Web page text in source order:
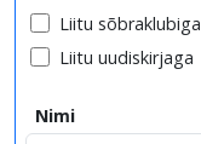
Liitu sõbraklubiga
Liitu uudiskirjaga
Nimi